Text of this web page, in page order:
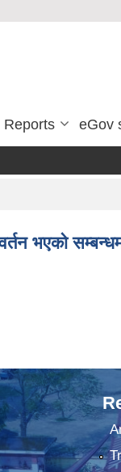
Reports eGov
भएको